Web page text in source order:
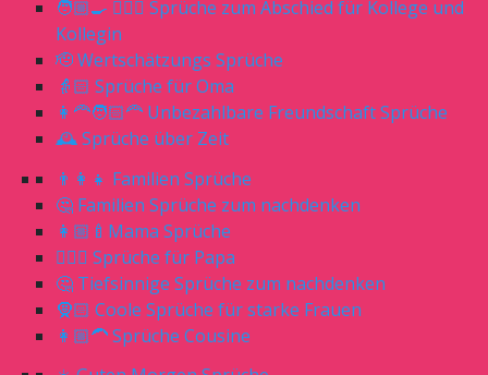
🧑🏼‍🍳 👨🏼‍⚕️ Sprüche zum Abschied für Kollege und
Kollegin
🫡 Wertschätzungs Sprüche
👵🏻 Sprüche für Oma
👩‍🦰🧑🏻‍🦰 Unbezahlbare Freundschaft Sprüche
🕰 Sprüche über Zeit
👨‍👩‍👧 Familien Sprüche
🤔 Familien Sprüche zum nachdenken
👩🏼‍🍼Mama Sprüche
🧔🏼‍♂️ Sprüche für Papa
🤔 Tiefsinnige Sprüche zum nachdenken
🧕🏻 Coole Sprüche für starke Frauen
👩🏼‍🦱 Sprüche Cousine